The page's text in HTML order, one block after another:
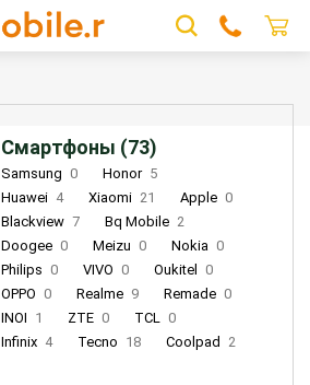
Смартфоны (73)
Samsung 0 Honor 5
Huawei 4 Xiaomi 21 Apple 0
Blackview 7 Bq Mobile 2
Doogee 0 Meizu 0 Nokia 0
Philips 0 VIVO 0 Oukitel
0
OPPO 0 Realme 9 Remade 0
INOI 1 ZTE 0 TCL 0
Infinix 4 Tecno 18 Coolpad 2